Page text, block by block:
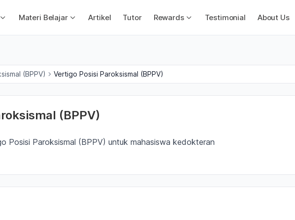
Materi Belajar Artikel Tutor Rewards Testimonial About Us
(BPPV) Vertigo Posisi Paroksismal (BPPV)
(BPPV)
Posisi Paroksismal (BPPV) untuk mahasiswa kedokteran